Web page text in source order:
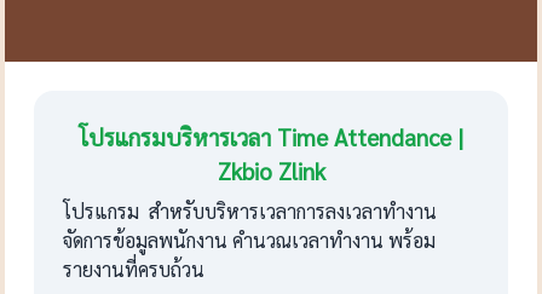
โปรแกรมบริหารเวลา Time Attendance |
Zkbio Zlink
โปรแกรม สำหรับบริหารเวลาการลงเวลาทำงาน
จัดการข้อมูลพนักงาน คำนวณเวลาทำงาน พร้อม
รายงานที่ครบถ้วน